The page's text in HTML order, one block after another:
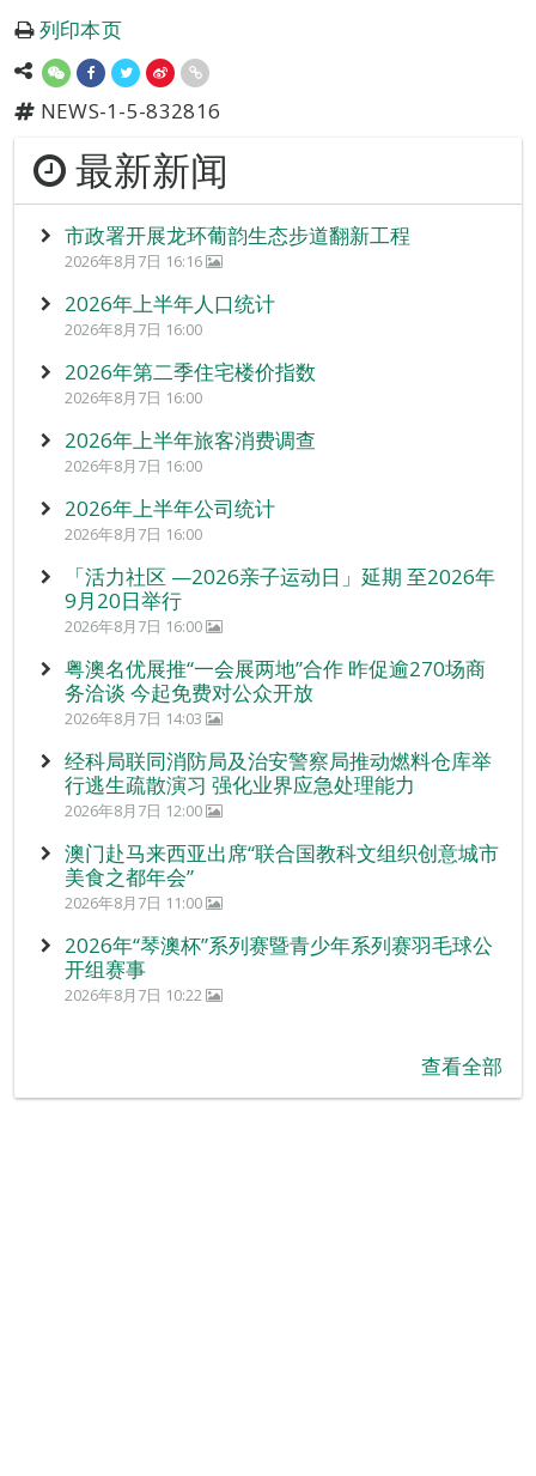
列印本页
NEWS-1-5-832816
最新新闻
市政署开展龙环葡韵生态步道翻新工程
2026年8月7日 16:16
2026年上半年人口统计
2026年8月7日 16:00
2026年第二季住宅楼价指数
2026年8月7日 16:00
2026年上半年旅客消费调查
2026年8月7日 16:00
2026年上半年公司统计
2026年8月7日 16:00
「活力社区 —2026亲子运动日」延期 至2026年
9月20日举行
2026年8月7日 16:00
粤澳名优展推“一会展两地”合作 昨促逾270场商
务洽谈 今起免费对公众开放
2026年8月7日 14:03
经科局联同消防局及治安警察局推动燃料仓库举
行逃生疏散演习 强化业界应急处理能力
2026年8月7日 12:00
澳门赴马来西亚出席“联合国教科文组织创意城市
美食之都年会”
2026年8月7日 11:00
2026年“琴澳杯”系列赛暨青少年系列赛羽毛球公
开组赛事
2026年8月7日 10:22
查看全部